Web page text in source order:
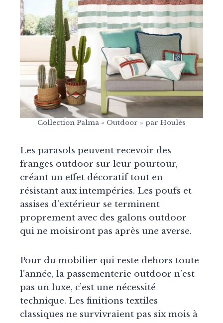
Collection Palma « Outdoor » par Houlès
Les parasols peuvent recevoir des
franges outdoor sur leur pourtour,
créant un effet décoratif tout en
résistant aux intempéries. Les poufs et
assises d’extérieur se terminent
proprement avec des galons outdoor
qui ne moisiront pas après une averse.
Pour du mobilier qui reste dehors toute
l’année, la passementerie outdoor n’est
pas un luxe, c’est une nécessité
technique. Les finitions textiles
classiques ne survivraient pas six mois à